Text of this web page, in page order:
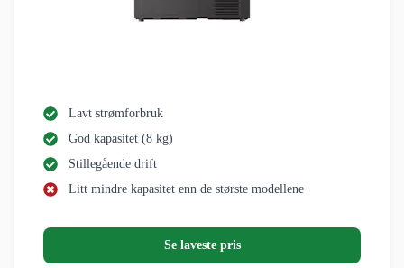
Lavt strømforbruk
God kapasitet (8 kg)
Stillegående drift
Litt mindre kapasitet enn de største modellene
Se laveste pris